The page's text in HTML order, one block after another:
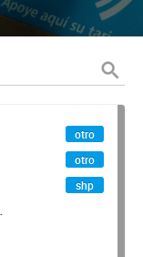
otro
otro
shp